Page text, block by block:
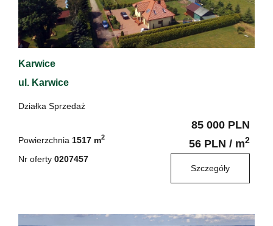
Karwice
ul. Karwice
Działka Sprzedaż
Powierzchnia 1517 m2
Nr oferty 0207457
85 000 PLN
56 PLN / m2
Szczegóły